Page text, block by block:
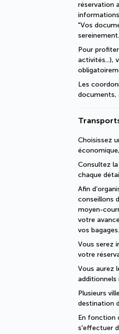
réservation
"Vos
sereinement.
Pour
activités...),
Les
documents,
Choisissez
Consultez
chaque
Afin
conseillons
moyen-
votre
vos bagages.
Vous serez
votre
Vous aurez
additionnels
Plusieurs
destination
En fonction
s'effectuer